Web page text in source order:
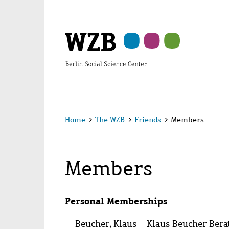
Home > The WZB > Friends > Members
Members
Personal Memberships
Beucher, Klaus – Klaus Beucher